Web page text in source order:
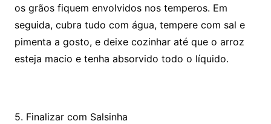
os grãos fiquem envolvidos nos temperos. Em
seguida, cubra tudo com água, tempere com sal e
pimenta a gosto, e deixe cozinhar até que o arroz
esteja macio e tenha absorvido todo o líquido.
5. Finalizar com Salsinha